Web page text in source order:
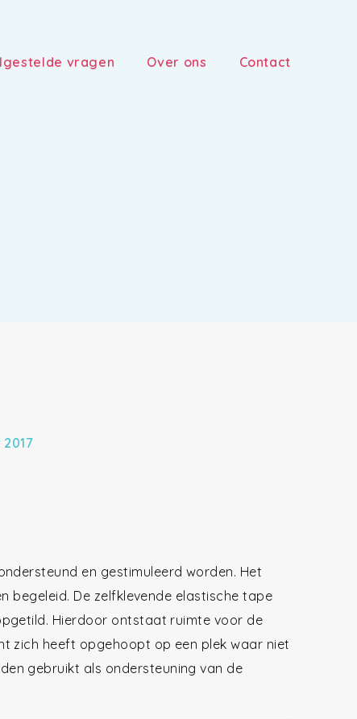
vragen Over ons Contact
en gestimuleerd worden. Het
begeleid. De zelfklevende elastische tape
Hierdoor ontstaat ruimte voor de
zich heeft opgehoopt op een plek waar niet
gebruikt als ondersteuning van de